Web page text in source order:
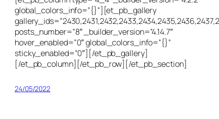
global_colors_info=”{}”][et_pb_gallery
posts_number=”8″ _builder_version=”4.14.7″
hover_enabled=”0″ global_colors_info=”{}”
sticky_enabled=”0″][/et_pb_gallery]
[/et_pb_column][/et_pb_row][/et_pb_section]
24/05/2022